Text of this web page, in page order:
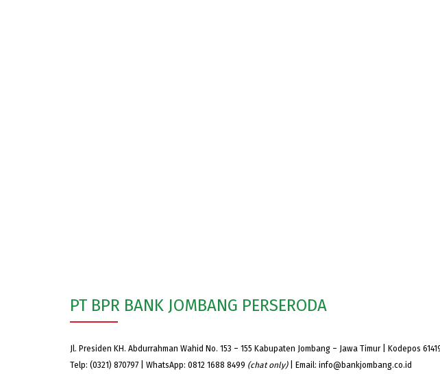
PT BPR BANK JOMBANG PERSERODA
Jl. Presiden KH. Abdurrahman Wahid No. 153 – 155 Kabupaten Jombang – Jawa Timur | Kodepos
Telp: (0321) 870797 | WhatsApp: 0812 1688 8499 (chat only)| Email: info@bankjombang.co.id